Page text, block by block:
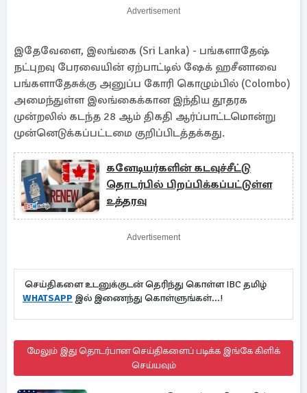
Advertisement
இதேவேளை, இலங்கை (Sri Lanka) - பங்களாதேஷ்
நட்புறவு பேரவையின் ஏற்பாட்டில் ஷேக் ஹசீனாவை
பங்களாதேசுக்கு அனுப்ப கோரி கொழும்பில் (Colombo)
அமைந்துள்ள இலங்கைக்கான இந்திய தூதரக
முன்றலில் கடந்த 28 ஆம் திகதி ஆர்ப்பாட்டமொன்று
முன்னெடுக்கப்பட்டமை குறிப்பிடத்தக்கது.
கனேடியர்களின் கடவுச்சீட்டு
தொடர்பில் பிறப்பிக்கப்பட்டுள்ள
உத்தரவு
Advertisement
செய்திகளை உடனுக்குடன் தெரிந்து கொள்ள IBC தமிழ்
WHATSAPP இல் இணைந்து கொள்ளுங்கள்...!
மேலும் இது தொடர்பான செய்திகளைப் படிக்க இங்கே கிளிக்
செய்யவும்